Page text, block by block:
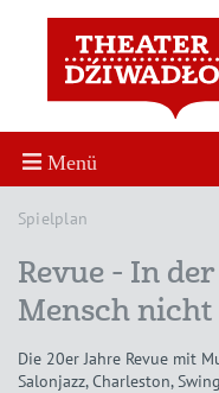
Menü
Spielplan
Revue - In
Mensch
Die 20er Jahre Revue mit
Salonjazz, Charleston,